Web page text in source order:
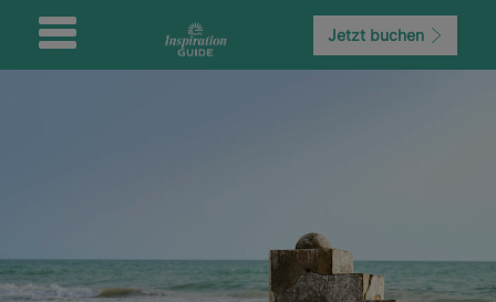
Jetzt buchen